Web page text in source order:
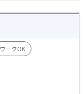
ークOK